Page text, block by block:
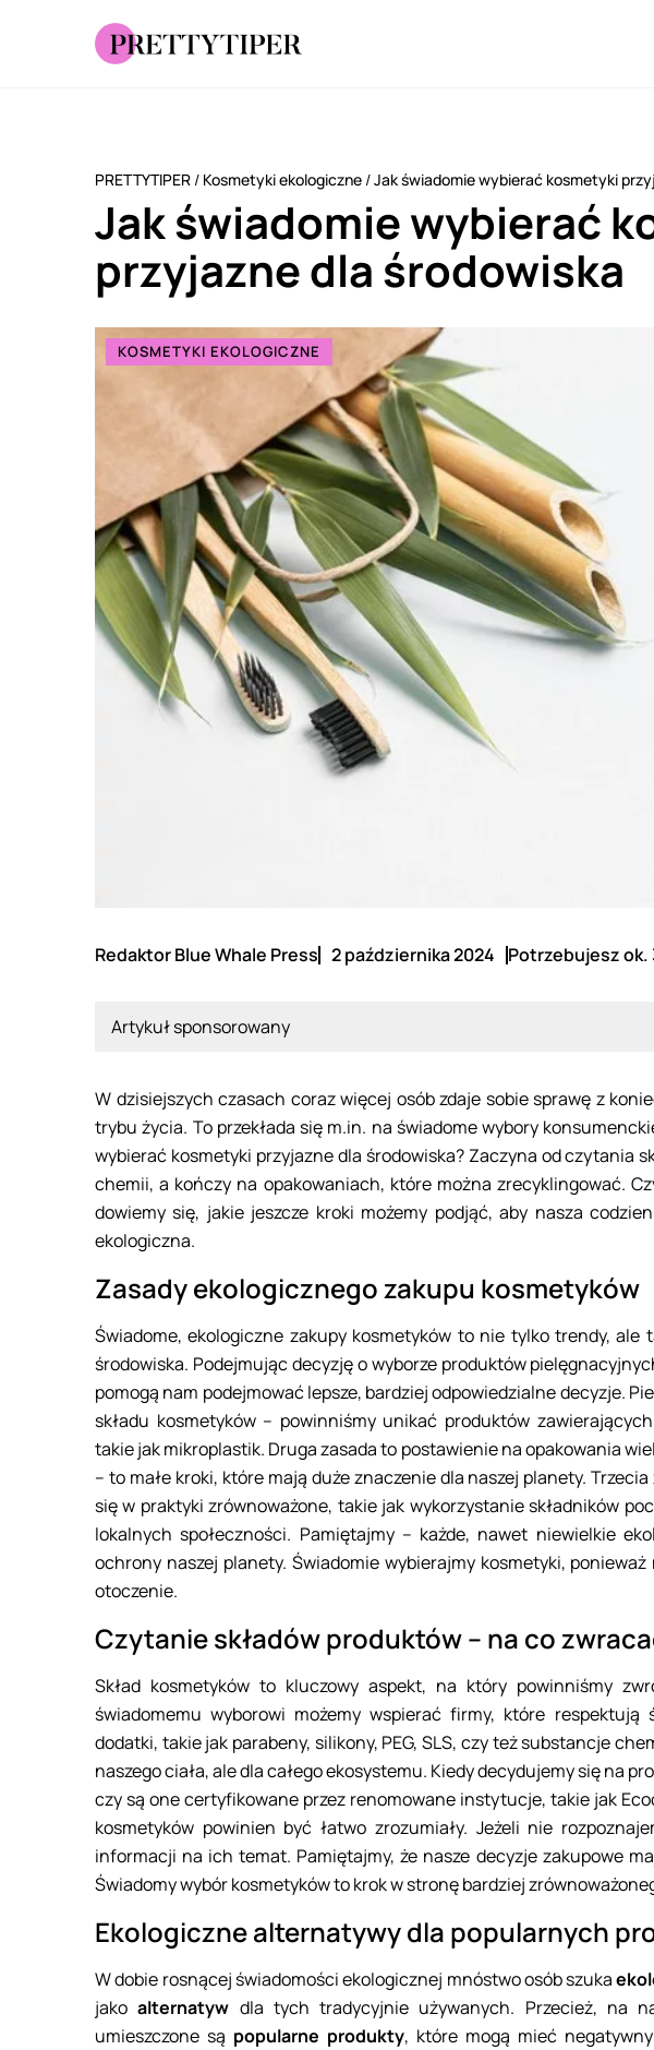
PRETTYTIPER / Kosmetyki ekologiczne /Jak świadomie wybierać kosmetyki
Jak świadomie wybierać
przyjazne dla środowiska
KOSMETYKI EKOLOGICZNE
Redaktor Blue Whale Press 2 października 2024 Potrzebujesz ok.
Artykuł sponsorowany
W dzisiejszych czasach coraz więcej osób zdaje sobie sprawę z
trybu życia. To przekłada się m.in. na świadome wybory
wybierać kosmetyki przyjazne dla środowiska? Zaczyna od czytania
chemii, a kończy na opakowaniach, które można zrecyklingować.
dowiemy się, jakie jeszcze kroki możemy podjąć, aby nasza
ekologiczna.
Zasady ekologicznego zakupu kosmetyków
Świadome, ekologiczne zakupy kosmetyków to nie tylko trendy,
środowiska. Podejmując decyzję o wyborze produktów
pomogą nam podejmować lepsze, bardziej odpowiedzialne decyzje.
składu kosmetyków – powinniśmy unikać produktów
takie jak mikroplastik. Druga zasada to postawienie na opakowania
– to małe kroki, które mają duże znaczenie dla naszej planety.
się w praktyki zrównoważone, takie jak wykorzystanie składników
lokalnych społeczności. Pamiętajmy – każde, nawet niewielkie
ochrony naszej planety. Świadomie wybierajmy kosmetyki,
otoczenie.
Czytanie składów produktów – na co
Skład kosmetyków to kluczowy aspekt, na który powinniśmy
świadomemu wyborowi możemy wspierać firmy, które respektują
dodatki, takie jak parabeny, silikony, PEG, SLS, czy też substancje
naszego ciała, ale dla całego ekosystemu. Kiedy decydujemy się na
czy są one certyfikowane przez renomowane instytucje, takie jak
kosmetyków powinien być łatwo zrozumiały. Jeżeli nie
informacji na ich temat. Pamiętajmy, że nasze decyzje zakupowe
Świadomy wybór kosmetyków to krok w stronę bardziej
Ekologiczne alternatywy dla popularnych
W dobie rosnącej świadomości ekologicznej mnóstwo osób szuka
jakoalternatyw dla tych tradycyjnie używanych. Przecież, na
umieszczone są popularne produkty, które mogą mieć